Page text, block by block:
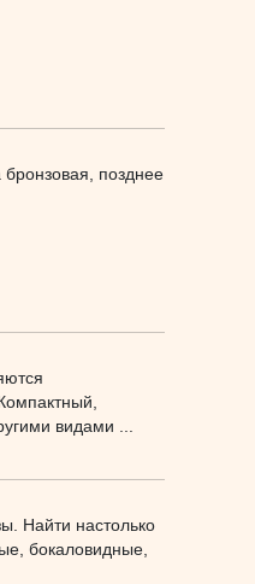
позднее
видами ...
Найти настолько
бокаловидные,